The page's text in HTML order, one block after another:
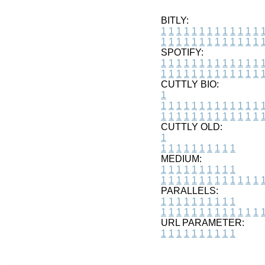
BITLY:
1 1 1 1 1 1 1 1 1 1 1 1 1 1
1 1 1 1 1 1 1 1 1 1 1 1 1 1
SPOTIFY:
1 1 1 1 1 1 1 1 1 1 1 1 1 1
1 1 1 1 1 1 1 1 1 1 1 1 1 1
CUTTLY BIO:
1
1 1 1 1 1 1 1 1 1 1 1 1 1 1
1 1 1 1 1 1 1 1 1 1 1 1 1 1
CUTTLY OLD:
1
1 1 1 1 1 1 1 1 1 1
MEDIUM:
1 1 1 1 1 1 1 1 1 1
1 1 1 1 1 1 1 1 1 1 1 1 1 1
PARALLELS:
1 1 1 1 1 1 1 1 1 1
1 1 1 1 1 1 1 1 1 1 1 1 1 1
URL PARAMETER:
1 1 1 1 1 1 1 1 1 1